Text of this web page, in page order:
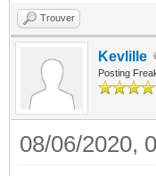
Trouver
Kevlille
Posting
08/06/2020,